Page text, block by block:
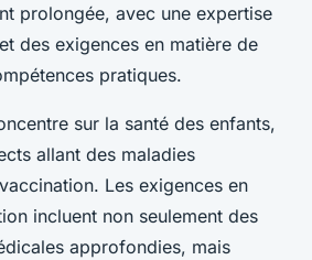
prolongée, avec une expertise
des exigences en matière de
pratiques.
sur la santé des enfants,
allant des maladies
Les exigences en
incluent non seulement des
approfondies, mais